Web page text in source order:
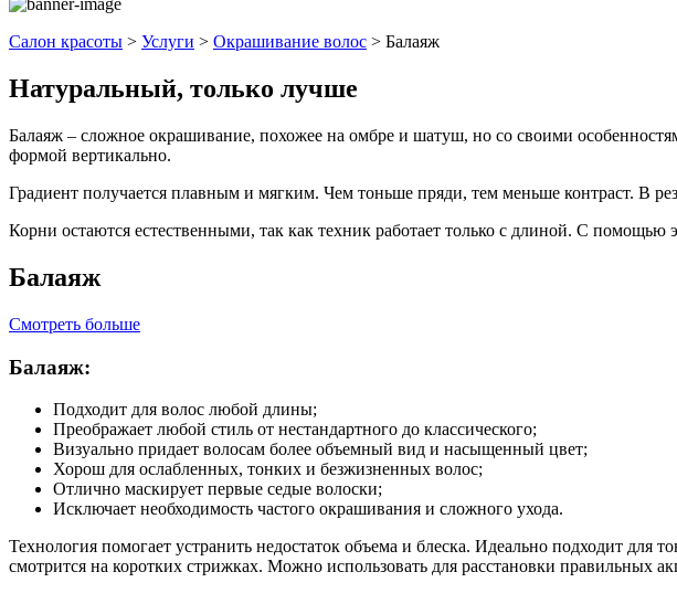
Салон красоты > Услуги > Окрашивание волос > Балаяж
Натуральный, только лучше
Балаяж – сложное окрашивание, похожее на омбре и шатуш, но со своими
формой вертикально.
Градиент получается плавным и мягким. Чем тоньше пряди, тем меньше контраст. В
Корни остаются естественными, так как техник работает только с длиной. С помощью
Балаяж
Смотреть больше
Балаяж:
Подходит для волос любой длины;
Преображает любой стиль от нестандартного до классического;
Визуально придает волосам более объемный вид и насыщенный цвет;
Хорош для ослабленных, тонких и безжизненных волос;
Отлично маскирует первые седые волоски;
Исключает необходимость частого окрашивания и сложного ухода.
Технология помогает устранить недостаток объема и блеска. Идеально подходит
смотрится на коротких стрижках. Можно использовать для расстановки правильных